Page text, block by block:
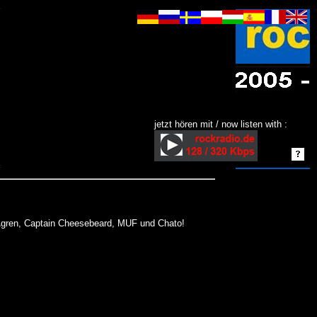
jetzt hören mit / now listen with :
Captain Cheesebeard, MUF und Chato!